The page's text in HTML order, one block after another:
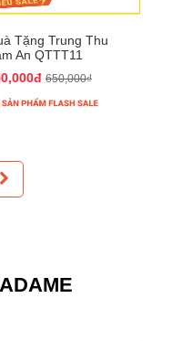
Tặng Trung Thu
An QTTT11
650,000₫